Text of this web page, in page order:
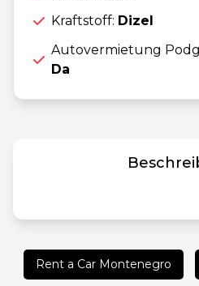
Kraftstoff: Dizel
Autovermietung
Da
Rent a Car Montenegro